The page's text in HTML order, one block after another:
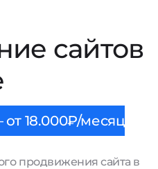
сайтов
18.000₽/месяц
продвижения сайта в